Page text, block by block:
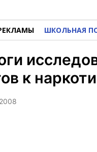
ШКОЛЬНАЯ
к